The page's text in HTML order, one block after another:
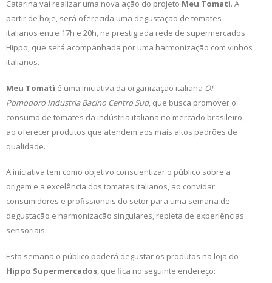
Catarina vai realizar uma nova ação do projeto Meu Tomatì. A
partir de hoje, será oferecida uma degustação de tomates
italianos entre 17h e 20h, na prestigiada rede de supermercados
Hippo, que será acompanhada por uma harmonização com vinhos
italianos.
Meu Tomatì é uma iniciativa da organização italiana OI
Pomodoro Industria Bacino Centro Sud, que busca promover o
consumo de tomates da indústria italiana no mercado brasileiro,
ao oferecer produtos que atendem aos mais altos padrões de
qualidade.
A iniciativa tem como objetivo conscientizar o público sobre a
origem e a excelência dos tomates italianos, ao convidar
consumidores e profissionais do setor para uma semana de
degustação e harmonização singulares, repleta de experiências
sensoriais.
Esta semana o público poderá degustar os produtos na loja do
Hippo Supermercados, que fica no seguinte endereço: